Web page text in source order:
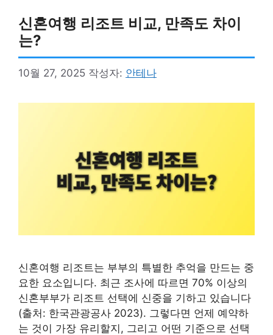
신혼여행 리조트 비교, 만족도 차이
는?
10월 27, 2025 작성자: 안테나
신혼여행 리조트는 부부의 특별한 추억을 만드는 중
요한 요소입니다. 최근 조사에 따르면 70% 이상의
신혼부부가 리조트 선택에 신중을 기하고 있습니다
(출처: 한국관광공사 2023). 그렇다면 언제 예약하
는 것이 가장 유리할지, 그리고 어떤 기준으로 선택